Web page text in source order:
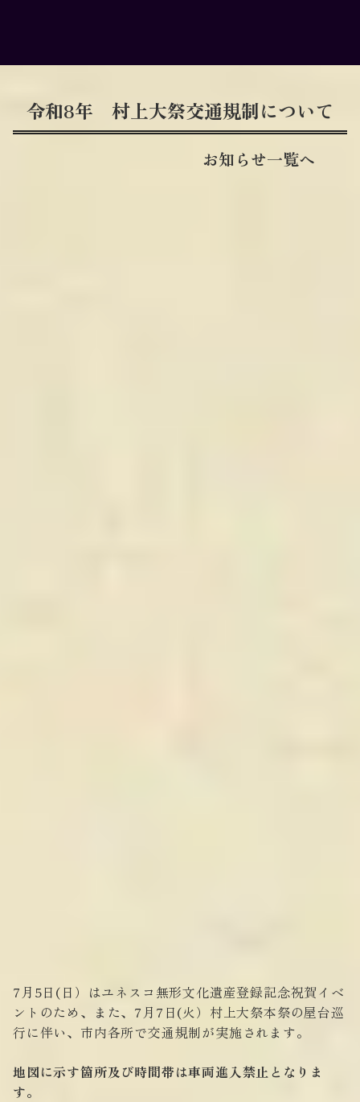
令和8年 村上大祭交通規制について
お知らせ一覧へ
7月5日(日）はユネスコ無形文化遺産登録記念祝賀イベ
ントのため、また、7月7日(火）村上大祭本祭の屋台巡
行に伴い、市内各所で交通規制が実施されます。
地図に示す箇所及び時間帯は車両進入禁止となりま
す。